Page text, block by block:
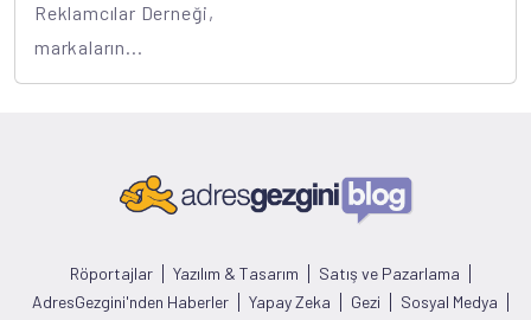
Reklamcılar Derneği,
markaların...
Röportajlar Yazılım & Tasarım
Satış ve Pazarlama
AdresGezgini'nden Haberler
Yapay Zeka Gezi Sosyal Medya